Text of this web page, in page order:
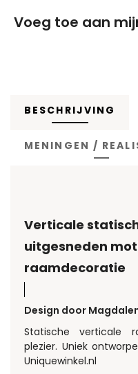
ontwerp van jouw folie?
Voeg toe aan
BESCHRIJVING
MENINGEN /
Verticale
uitgesneden
raamdecoratie
Design door
Statische verticale
plezier. Uniek
Uniquewinkel.nl